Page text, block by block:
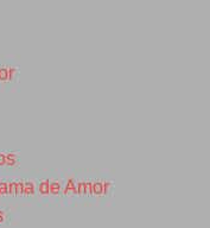
de Amor